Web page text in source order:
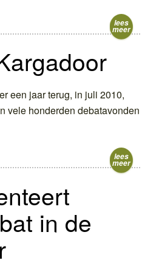
lees
meer
een jaar terug, in juli 2010,
vele honderden debatavonden
lees
meer
in de